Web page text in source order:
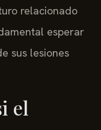
relacionado
esperar
sus lesiones
el